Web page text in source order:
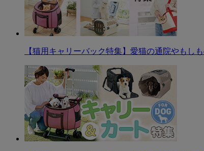
【猫用キャリーバック特集】愛猫の通院やもしも